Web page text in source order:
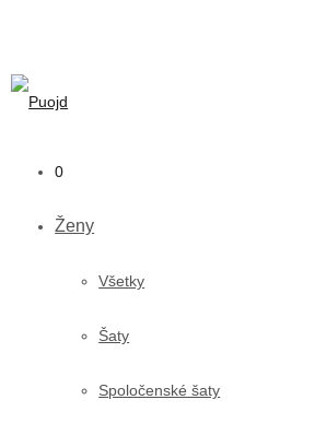
0
Ženy
Všetky
Šaty
Spoločenské šaty